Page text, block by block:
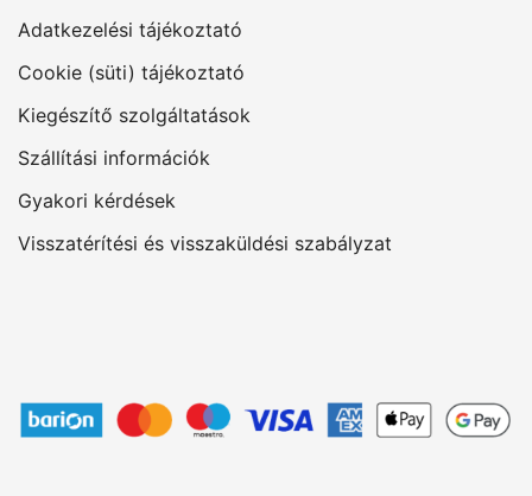
Adatkezelési tájékoztató
Cookie (süti) tájékoztató
Kiegészítő szolgáltatások
Szállítási információk
Gyakori kérdések
Visszatérítési és visszaküldési szabályzat